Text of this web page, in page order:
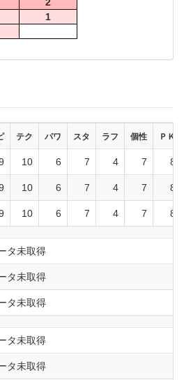
1
テク パワ スタ ラフ 個性 ＰＫ
10 6 7 4 7 8
10 6 7 4 7 8
10 6 7 4 7 8
タ未取得
タ未取得
タ未取得
タ未取得
タ未取得